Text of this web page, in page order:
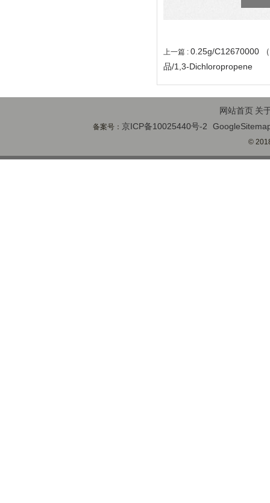
上一篇 : 0.25g/C12670000
品/1,3-Dichloropropene
网站首页 关
备案号： 京ICP备10025440号-2
©